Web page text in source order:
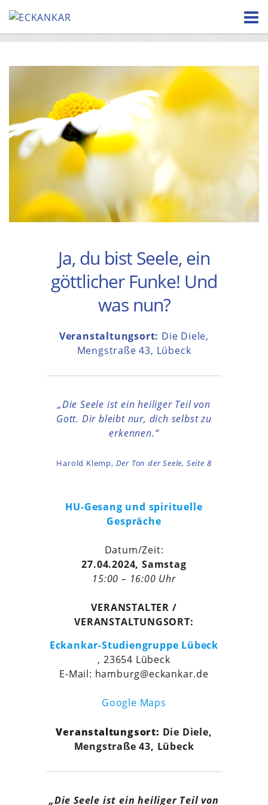
to
content
Ja, du bist Seele, ein
göttlicher Funke! Und
was nun?
Veranstaltungsort: Die Diele,
Mengstraße 43, Lübeck
„Die Seele ist ein heiliger Teil von
Gott. Dir bleibt nur, dich selbst zu
erkennen.“
Harold Klemp, Der Ton der Seele, Seite 8
HU-Gesang und spirituelle
Gespräche
Datum/Zeit:
27.04.2024, Samstag
15:00 – 16:00 Uhr
VERANSTALTER /
VERANSTALTUNGSORT:
Eckankar-Studiengruppe Lübeck
, 23654 Lübeck
E-Mail: hamburg@eckankar.de
Google Maps
Veranstaltungsort: Die Diele,
Mengstraße 43, Lübeck
„Die Seele ist ein heiliger Teil von